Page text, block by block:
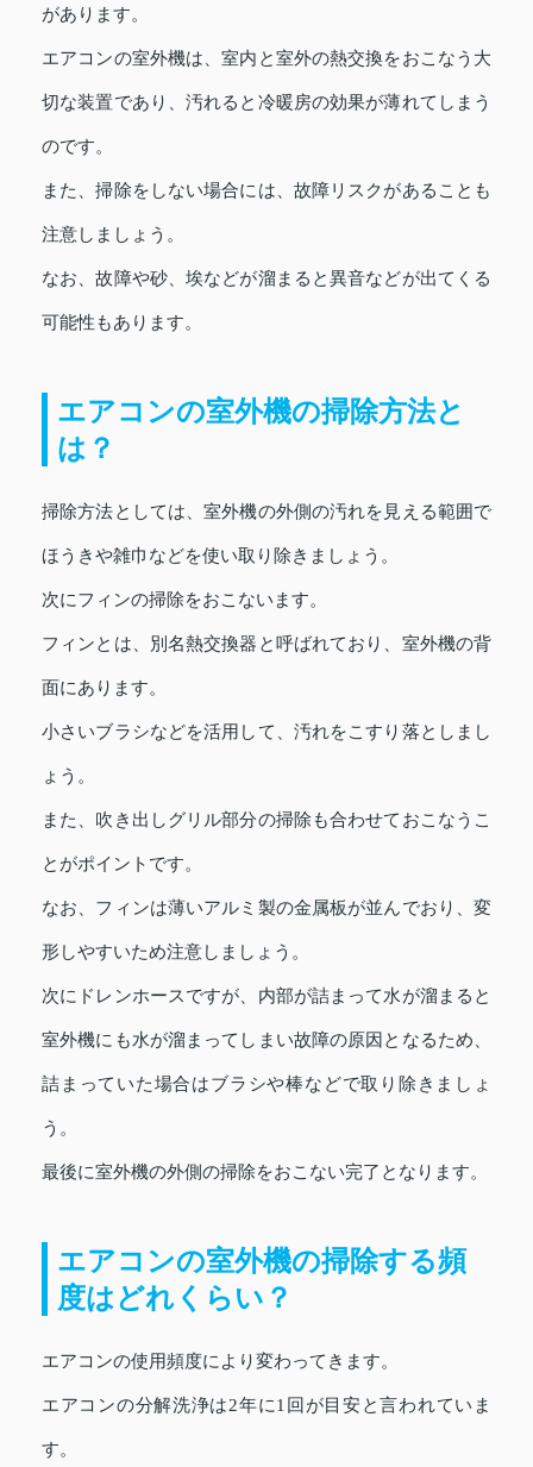
があります。
エアコンの室外機は、室内と室外の熱交換をおこなう大
切な装置であり、汚れると冷暖房の効果が薄れてしまう
のです。
また、掃除をしない場合には、故障リスクがあることも
注意しましょう。
なお、故障や砂、埃などが溜まると異音などが出てくる
可能性もあります。
エアコンの室外機の掃除方法と
は？
掃除方法としては、室外機の外側の汚れを見える範囲で
ほうきや雑巾などを使い取り除きましょう。
次にフィンの掃除をおこないます。
フィンとは、別名熱交換器と呼ばれており、室外機の背
面にあります。
小さいブラシなどを活用して、汚れをこすり落としまし
ょう。
また、吹き出しグリル部分の掃除も合わせておこなうこ
とがポイントです。
なお、フィンは薄いアルミ製の金属板が並んでおり、変
形しやすいため注意しましょう。
次にドレンホースですが、内部が詰まって水が溜まると
室外機にも水が溜まってしまい故障の原因となるため、
詰まっていた場合はブラシや棒などで取り除きましょ
う。
最後に室外機の外側の掃除をおこない完了となります。
エアコンの室外機の掃除する頻
度はどれくらい？
エアコンの使用頻度により変わってきます。
エアコンの分解洗浄は2年に1回が目安と言われていま
す。